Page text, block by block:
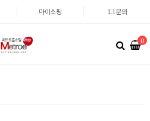
마이쇼핑 1:1문의
0